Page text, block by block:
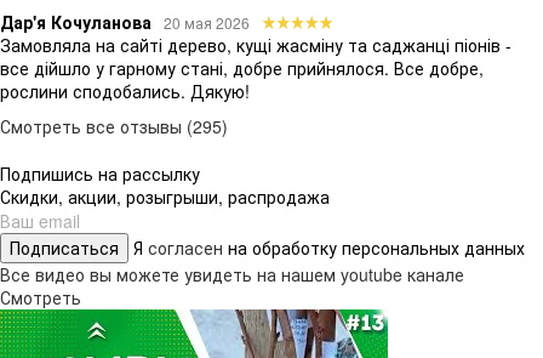
Дар'я Кочуланова
20 мая 2026
Замовляла на сайті дерево, кущі жасміну та саджанці піонів -
все дійшло у гарному стані, добре прийнялося. Все добре,
рослини сподобались. Дякую!
Смотреть все отзывы (295)
Подпишись на рассылку
Скидки, акции, розыгрыши, распродажа
Подписаться Я согласен на обработку персональных данных
Все видео вы можете увидеть на нашем youtube канале
Смотреть